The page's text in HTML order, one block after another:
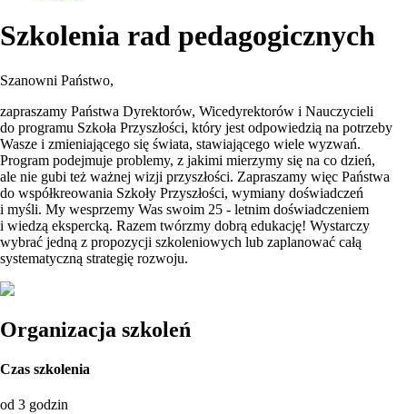
Szkolenia rad pedagogicznych
Szanowni Państwo,
zapraszamy Państwa Dyrektorów, Wicedyrektorów i Nauczycieli
do programu Szkoła Przyszłości, który jest odpowiedzią na potrzeby
Wasze i zmieniającego się świata, stawiającego wiele wyzwań.
Program podejmuje problemy, z jakimi mierzymy się na co dzień,
ale nie gubi też ważnej wizji przyszłości. Zapraszamy więc Państwa
do współkreowania Szkoły Przyszłości, wymiany doświadczeń
i myśli. My wesprzemy Was swoim 25 - letnim doświadczeniem
i wiedzą ekspercką. Razem twórzmy dobrą edukację! Wystarczy
wybrać jedną z propozycji szkoleniowych lub zaplanować całą
systematyczną strategię rozwoju.
Organizacja szkoleń
Czas szkolenia
od 3 godzin